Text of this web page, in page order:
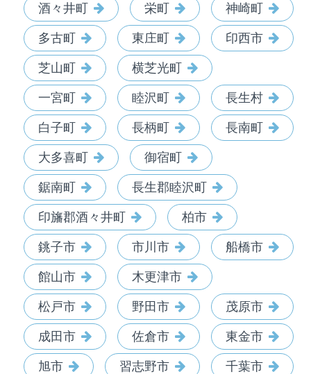
酒々井町 栄町 神崎町
多古町 東庄町 印西市
芝山町 横芝光町
一宮町 睦沢町 長生村
白子町 長柄町 長南町
大多喜町 御宿町
鋸南町 長生郡睦沢町
印旛郡酒々井町 柏市
銚子市 市川市 船橋市
館山市 木更津市
松戸市 野田市 茂原市
成田市 佐倉市 東金市
旭市 習志野市 千葉市